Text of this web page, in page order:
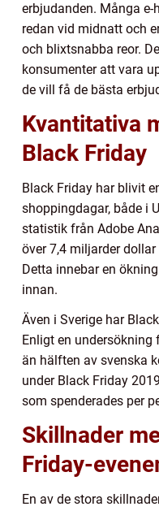
erbjudanden. Många
redan vid midnatt och
och blixtsnabba reor.
konsumenter att vara
de vill få de bästa
Kvantitativa
Black Friday
Black Friday har blivit
shoppingdagar, både i
statistik från Adobe
över 7,4 miljarder
Detta innebar en
innan.
Även i Sverige har
Enligt en
än hälften av svenska
under Black Friday
som spenderades per
Skillnader
Friday-
En av de stora